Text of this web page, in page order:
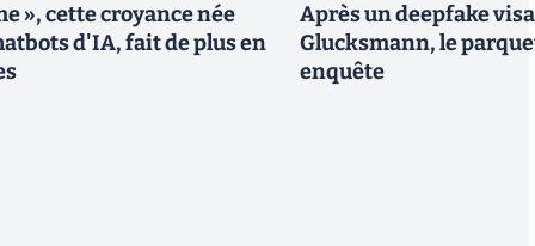
», cette croyance née
d'IA, fait de plus en
Après un deepfake
Glucksmann, le
enquête